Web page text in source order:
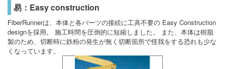
易：Easy construction
FiberRunnerは、本体と各パーツの接続に工具不要の Easy Construction
designを採用。 施工時間を圧倒的に短縮しました。 また、本体は樹脂
製のため、切断時に鉄粉の発生が無く切断箇所で怪我をする恐れも少な
くなっています。